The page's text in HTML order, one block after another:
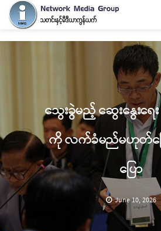
သွေးခွဲမည့် ဆွေးနွေးရေ
ကို လက်ခံမည်မဟုတ်ကြ
ပြော
June 10, 2026